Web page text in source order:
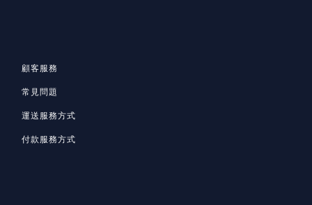
顧客服務
常見問題
運送服務方式
付款服務方式